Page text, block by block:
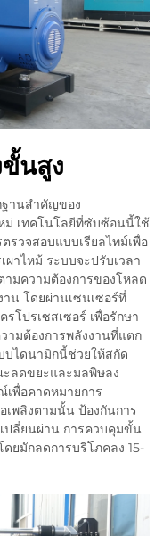
นสูง
ฐานสำคัญของ
ม่ เทคโนโลยีที่ซับซ้อนนี้ใช้
รวจสอบแบบเรียลไทม์เพื่อ
ผาไหม้ ระบบจะปรับเวลา
ามความต้องการของโหลด
น โดยผ่านเซนเซอร์ที่
โปรเซสเซอร์ เพื่อรักษา
ามต้องการพลังงานที่แตก
บไดนามิกนี้ช่วยให้สกัด
ลดขยะและมลพิษลง
เพื่อคาดหมายการ
เพลิงตามนั้น ป้องกันการ
ปลี่ยนผ่าน การควบคุมขั้น
ดยมักลดการบริโภคลง 15-